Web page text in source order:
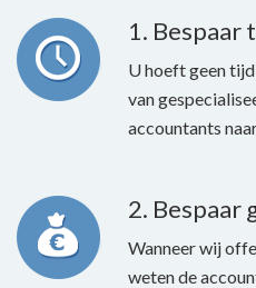
1. Bespaar
U hoeft geen
van
accountants
2. Bespaar
Wanneer wij
weten de